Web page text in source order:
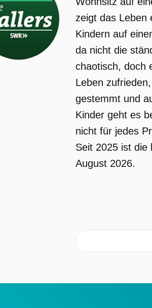
zu Bruch. Jenny drängt
zu einer Entscheidung im
für Constantin. Doch
hat Angst und fürchtet,
könnte den kleinen Konrad
mehr zurück bringen.
wurde auf SR ausgestrahlt
3 Juni 2026, 01:30 Uhr.
zeigt das Leben
Kindern auf
da nicht die
chaotisch, doch
Leben
gestemmt und
Kinder geht es
nicht für jedes
Seit 2025 ist die
August 2026.